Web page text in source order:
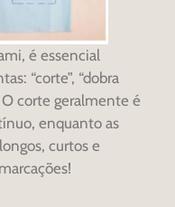
é essencial
“corte”, “dobra
O corte geralmente é
enquanto as
curtos e